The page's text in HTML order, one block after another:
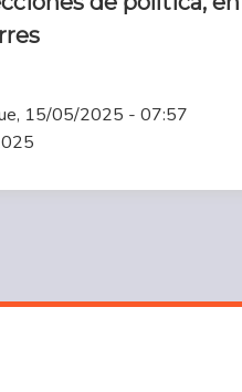
15/05/2025 - 07:57